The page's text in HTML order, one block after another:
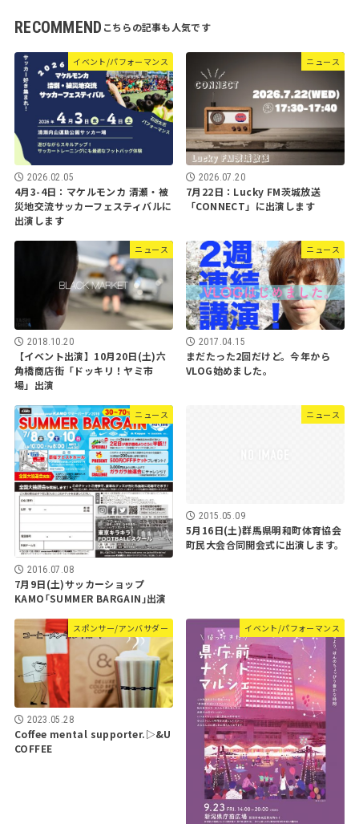
RECOMMEND
イベント/パフォーマンス
2026.02.05
4月3-4日：マケルモンカ 清瀬・被
災地交流サッカーフェスティバルに
出演します
ニュース
2026.07.20
7月22日：Lucky FM茨城放送
「CONNECT」に出演します
ニュース
2018.10.20
【イベント出演】10月20日(土)六
角橋商店街「ドッキリ！ヤミ市
場」出演
ニュース
2017.04.15
まだたった2回だけど。今年から
VLOG始めました。
ニュース
2016.07.08
7月9日(土)サッカーショップ
KAMO｢SUMMER BARGAIN｣出演
ニュース
2015.05.09
5月16日(土)群馬県明和町体育協会
町民大会合同開会式に出演します。
スポンサー/アンバサダー
2023.05.28
Coffee mental supporter.▷&U
COFFEE
イベント/パフォーマンス